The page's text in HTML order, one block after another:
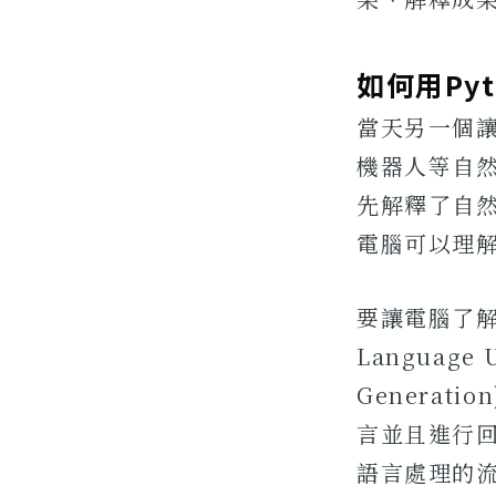
如何用
當天另一個
機器人等自
先解釋了自
電腦可以理
要讓電腦了
Language
言並且進行
語言處理的